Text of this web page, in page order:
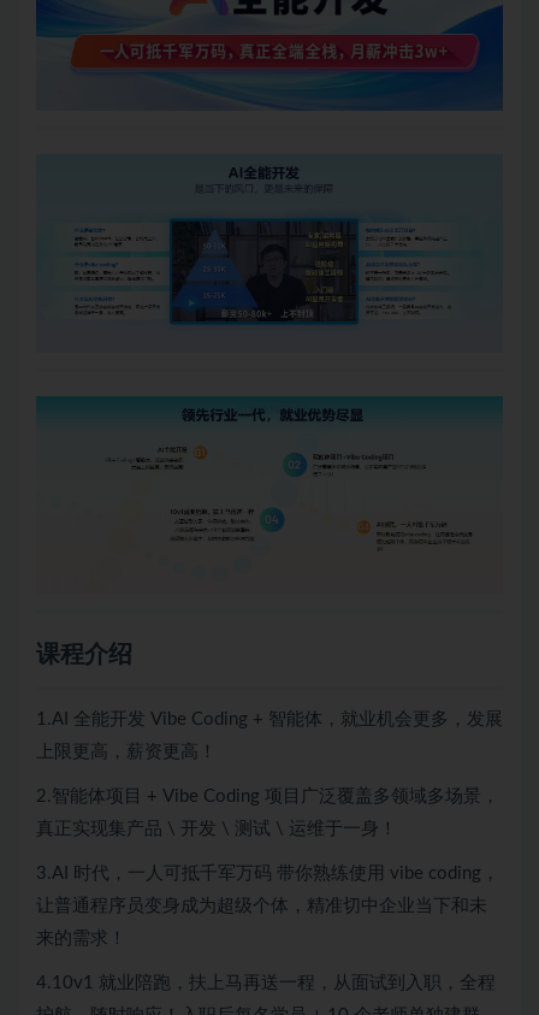
课程介绍
1.AI 全能开发 Vibe Coding + 智能体，就业机会更多，发展
上限更高，薪资更高！
2.智能体项目 + Vibe Coding 项目广泛覆盖多领域多场景，
真正实现集产品 \ 开发 \ 测试 \ 运维于一身！
3.AI 时代，一人可抵千军万码 带你熟练使用 vibe coding，
让普通程序员变身成为超级个体，精准切中企业当下和未
来的需求！
4.10v1 就业陪跑，扶上马再送一程，从面试到入职，全程